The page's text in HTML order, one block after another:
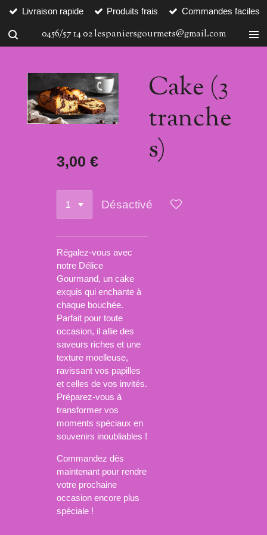
Passer
contenu
0456/57 14 02 lespaniersgourmets@gmail.com
Livraison rapide Produits frais Commandes faciles
Cake (3
tranche
s)
3,00 €
Désactivé
Régalez-vous avec
notre Délice
Gourmand, un cake
exquis qui enchante à
chaque bouchée.
Parfait pour toute
occasion, il allie des
saveurs riches et une
texture moelleuse,
ravissant vos papilles
et celles de vos invités.
Préparez-vous à
transformer vos
moments spéciaux en
souvenirs inoubliables !
Commandez dès
maintenant pour rendre
votre prochaine
occasion encore plus
spéciale !